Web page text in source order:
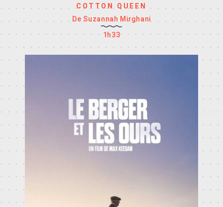
COTTON QUEEN
De Suzannah Mirghani
1h33